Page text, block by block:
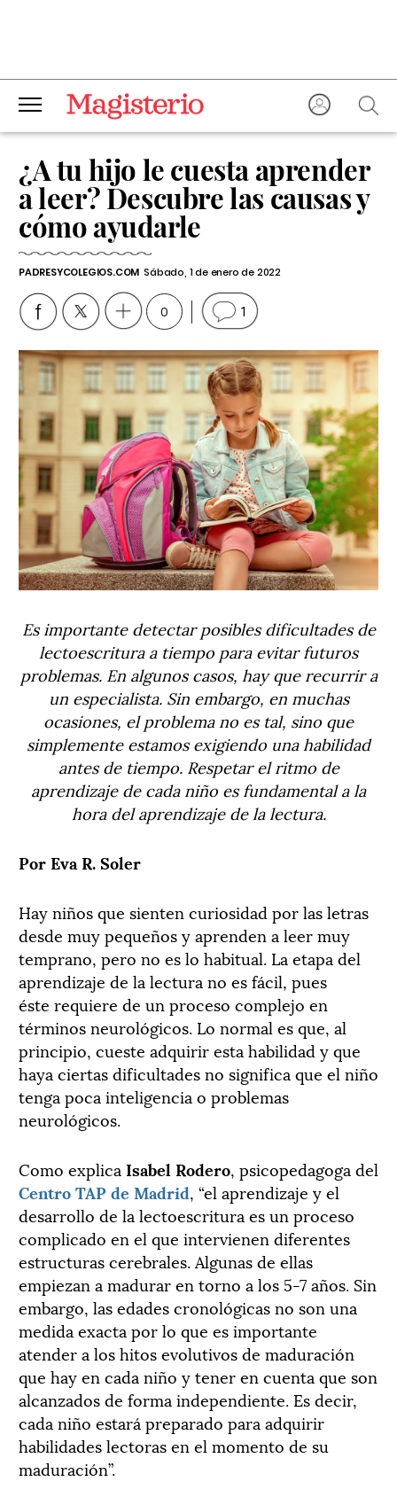
¿A tu hijo le cuesta aprender
a leer? Descubre las causas y
cómo ayudarle
PADRESYCOLEGIOS.COM Sábado, 1 de enero de 2022
0 1
Es importante detectar posibles dificultades de
lectoescritura a tiempo para evitar futuros
problemas. En algunos casos, hay que recurrir a
un especialista. Sin embargo, en muchas
ocasiones, el problema no es tal, sino que
simplemente estamos exigiendo una habilidad
antes de tiempo. Respetar el ritmo de
aprendizaje de cada niño es fundamental a la
hora del aprendizaje de la lectura.
Por Eva R. Soler
Hay niños que sienten curiosidad por las letras
desde muy pequeños y aprenden a leer muy
temprano, pero no es lo habitual. La etapa del
aprendizaje de la lectura no es fácil, pues
éste requiere de un proceso complejo en
términos neurológicos. Lo normal es que, al
principio, cueste adquirir esta habilidad y que
haya ciertas dificultades no significa que el niño
tenga poca inteligencia o problemas
neurológicos.
Como explica Isabel Rodero, psicopedagoga del
Centro TAP de Madrid, “el aprendizaje y el
desarrollo de la lectoescritura es un proceso
complicado en el que intervienen diferentes
estructuras cerebrales. Algunas de ellas
empiezan a madurar en torno a los 5-7 años. Sin
embargo, las edades cronológicas no son una
medida exacta por lo que es importante
atender a los hitos evolutivos de maduración
que hay en cada niño y tener en cuenta que son
alcanzados de forma independiente. Es decir,
cada niño estará preparado para adquirir
habilidades lectoras en el momento de su
maduración”.